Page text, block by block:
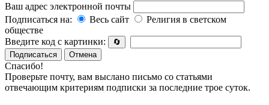
Ваш адрес электронной почты
Подписаться на:
Весь сайт
Религия в светском
обществе
Введите код с картинки:
🔄
Подписаться
Отмена
Спасибо!
Проверьте почту, вам выслано письмо со статьями
отвечающим критериям подписки за последние трое суток.